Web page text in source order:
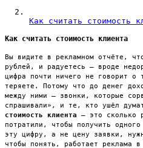
Как считать стоимость
Как считать стоимость клиента
Вы видите в рекламном отчёте,
рублей, и радуетесь — вроде
цифра почти ничего не говорит о
теряете. Потому что до денег
между ними — звонки, которые
спрашивали», и те, кто ушёл
стоимость клиента — это сколько
потратили, чтобы получить
эту цифру, а не цену заявки,
чтобы понять, работает реклама